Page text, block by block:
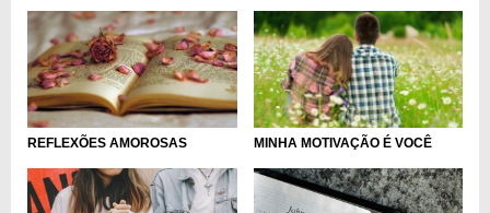
REFLEXÕES AMOROSAS MINHA MOTIVAÇÃO É VOCÊ